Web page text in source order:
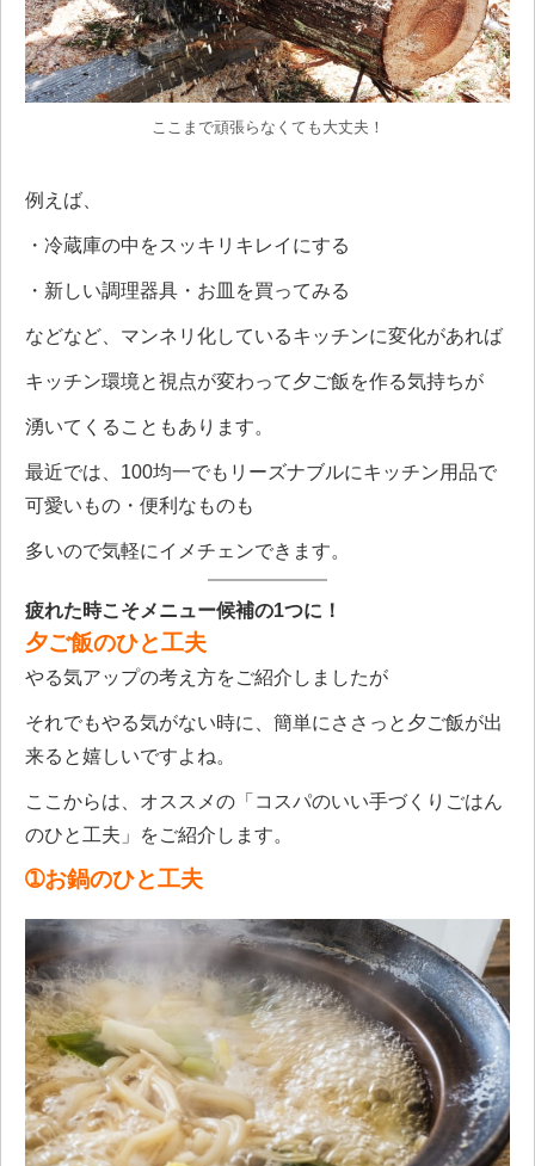
ここまで頑張らなくても大丈夫！
例えば、
・冷蔵庫の中をスッキリキレイにする
・新しい調理器具・お皿を買ってみる
などなど、マンネリ化しているキッチンに変化があれば
キッチン環境と視点が変わって夕ご飯を作る気持ちが
湧いてくることもあります。
最近では、100均一でもリーズナブルにキッチン用品で
可愛いもの・便利なものも
多いので気軽にイメチェンできます。
疲れた時こそメニュー候補の1つに！
夕ご飯のひと工夫
やる気アップの考え方をご紹介しましたが
それでもやる気がない時に、簡単にささっと夕ご飯が出
来ると嬉しいですよね。
ここからは、オススメの「コスパのいい手づくりごはん
のひと工夫」をご紹介します。
➀お鍋のひと工夫